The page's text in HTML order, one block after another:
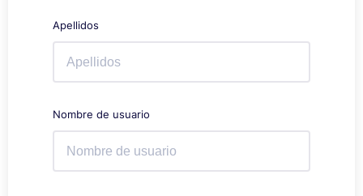
Apellidos
Nombre de usuario